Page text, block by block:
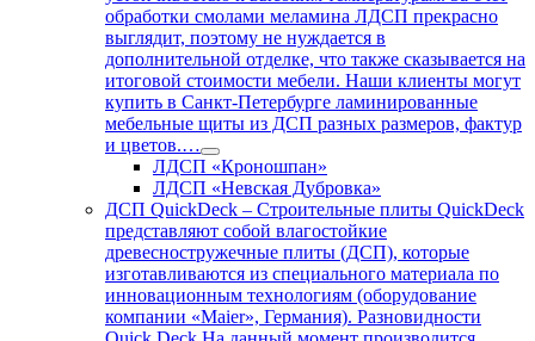
обработки смолами меламина ЛДСП прекрасно
выглядит, поэтому не нуждается в
дополнительной отделке, что также сказывается на
итоговой стоимости мебели. Наши клиенты могут
купить в Санкт-Петербурге ламинированные
мебельные щиты из ДСП разных размеров, фактур
и цветов.…
ЛДСП «Кроношпан»
ЛДСП «Невская Дубровка»
ДСП QuickDeck – Строительные плиты QuickDeck
представляют собой влагостойкие
древесностружечные плиты (ДСП), которые
изготавливаются из специального материала по
инновационным технологиям (оборудование
компании «Maier», Германия). Разновидности